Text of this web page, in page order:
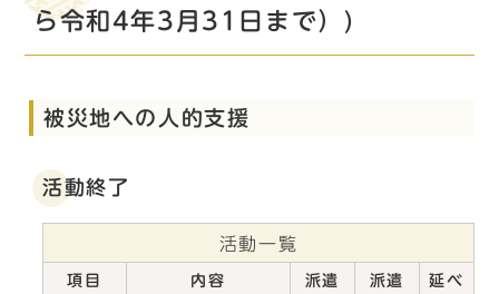
ら令和4年3月31日まで）)
被災地への人的支援
活動終了
活動一覧
項目 内容
派遣
派遣
延べ